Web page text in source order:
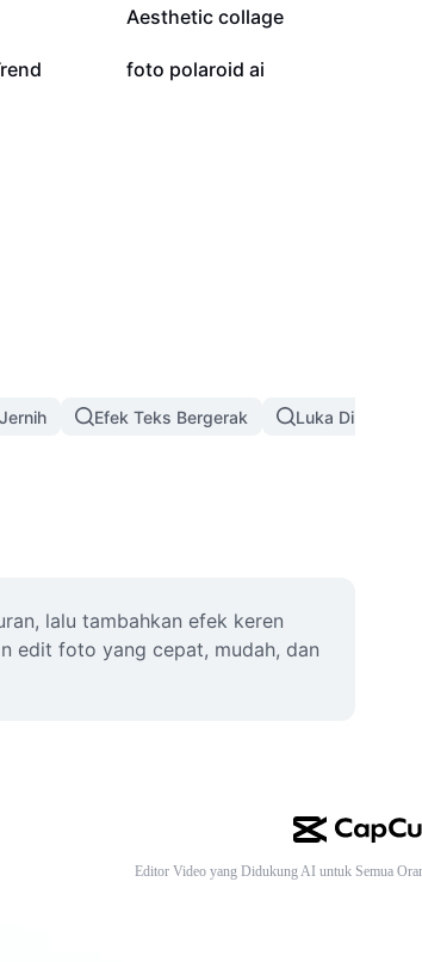
10,1 rb
Aesthetic collage
2,5 rb
foto polaroid ai
Efek Teks Bergerak Luka Di Wajah
lalu tambahkan efek keren
edit foto yang cepat, mudah, dan
Editor Video yang Didukung AI untuk Semua